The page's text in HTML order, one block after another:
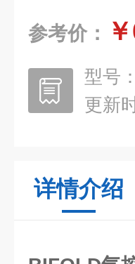
参考价：
型号：
更新
详情介绍